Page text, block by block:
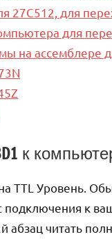
для
для
на ассемблере
к
Уровень.
подключения к
абзац читать